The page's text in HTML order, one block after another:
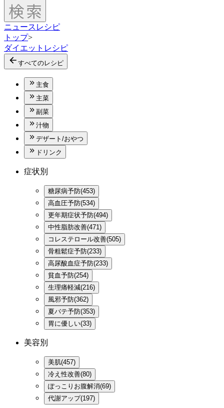
ニュース レシピ
トップ>
ダイエットレシピ
すべてのレシピ
主食
主菜
副菜
汁物
デザート/おやつ
ドリンク
症状別
糖尿病予防(453)
高血圧予防(534)
更年期症状予防(494)
中性脂肪改善(471)
コレステロール改善(505)
骨粗鬆症予防(233)
高尿酸血症予防(233)
貧血予防(254)
生理痛軽減(216)
風邪予防(362)
夏バテ予防(353)
胃に優しい(33)
美容別
美肌(457)
冷え性改善(80)
ぽっこりお腹解消(69)
代謝アップ(197)